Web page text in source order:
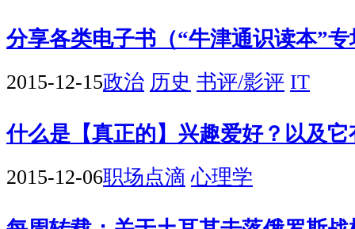
分享各类电子书（“牛津通识读本”
2015-12-15政治 历史 书评/影评 IT
什么是【真正的】兴趣爱好？以及
2015-12-06职场点滴 心理学